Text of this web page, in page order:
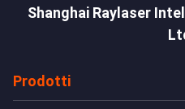
Shanghai Raylaser
Prodotti